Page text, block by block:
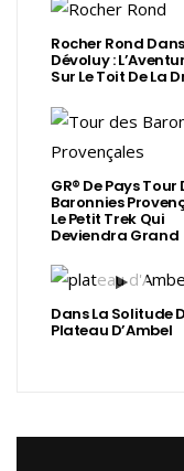
Rocher Rond
Dévoluy :
Sur Le Toit De La
GR® De Pays Tour
Baronnies
Le Petit Trek Qui
Deviendra Grand
Dans La Solitude
Plateau D’Ambel